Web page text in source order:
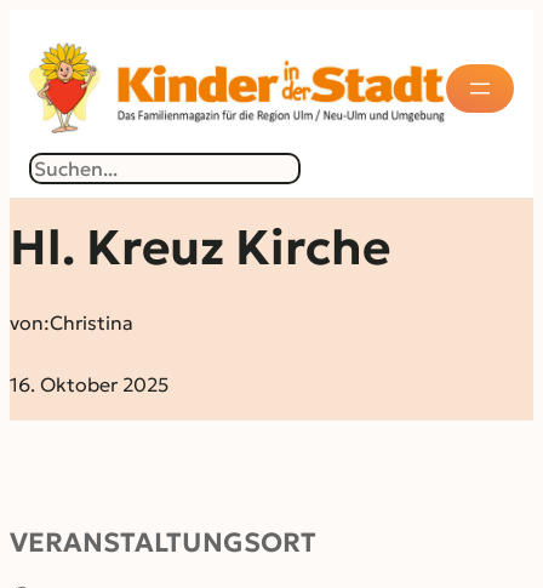
Suchen
Hl. Kreuz Kirche
von:Christina
16. Oktober 2025
VERANSTALTUNGSORT